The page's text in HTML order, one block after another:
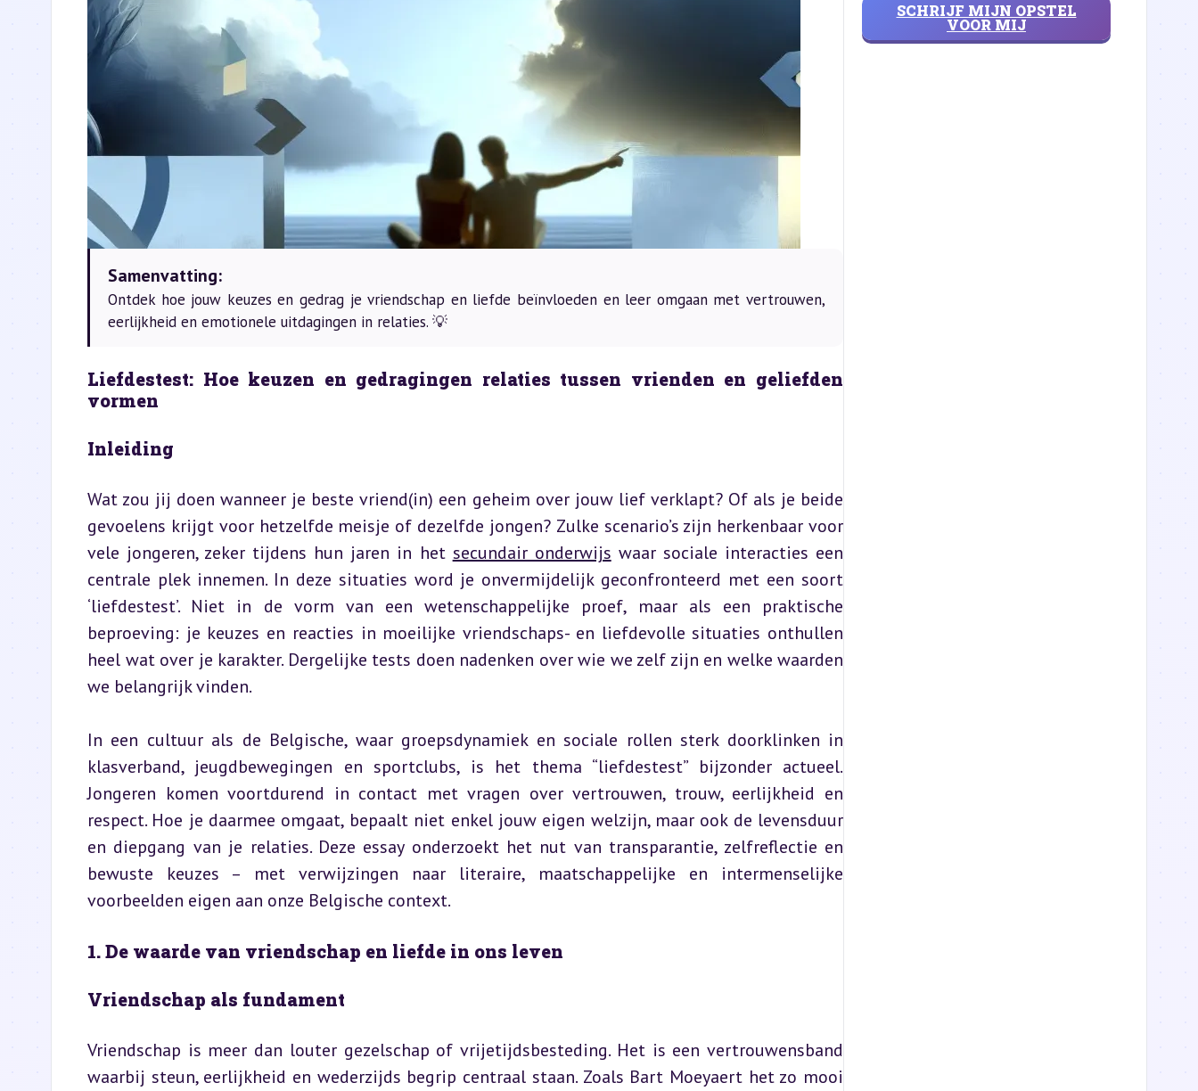
Samenvatting:
Ontdek hoe jouw keuzes en gedrag je vriendschap en liefde beïnvloeden en leer omgaan met vertrouwen,
eerlijkheid en emotionele uitdagingen in relaties. 💡
Liefdestest: Hoe keuzen en gedragingen relaties tussen vrienden en geliefden
vormen
Inleiding
Wat zou jij doen wanneer je beste vriend(in) een geheim over jouw lief verklapt? Of als je beide
gevoelens krijgt voor hetzelfde meisje of dezelfde jongen? Zulke scenario’s zijn herkenbaar voor
vele jongeren, zeker tijdens hun jaren in het secundair onderwijs waar sociale interacties een
centrale plek innemen. In deze situaties word je onvermijdelijk geconfronteerd met een soort
‘liefdestest’. Niet in de vorm van een wetenschappelijke proef, maar als een praktische
beproeving: je keuzes en reacties in moeilijke vriendschaps- en liefdevolle situaties onthullen
heel wat over je karakter. Dergelijke tests doen nadenken over wie we zelf zijn en welke waarden
we belangrijk vinden.
In een cultuur als de Belgische, waar groepsdynamiek en sociale rollen sterk doorklinken in
klasverband, jeugdbewegingen en sportclubs, is het thema “liefdestest” bijzonder actueel.
Jongeren komen voortdurend in contact met vragen over vertrouwen, trouw, eerlijkheid en
respect. Hoe je daarmee omgaat, bepaalt niet enkel jouw eigen welzijn, maar ook de levensduur
en diepgang van je relaties. Deze essay onderzoekt het nut van transparantie, zelfreflectie en
bewuste keuzes – met verwijzingen naar literaire, maatschappelijke en intermenselijke
voorbeelden eigen aan onze Belgische context.
1. De waarde van vriendschap en liefde in ons leven
Vriendschap als fundament
Vriendschap is meer dan louter gezelschap of vrijetijdsbesteding. Het is een vertrouwensband
waarbij steun, eerlijkheid en wederzijds begrip centraal staan. Zoals Bart Moeyaert het zo mooi
SCHRIJF MIJN OPSTEL
VOOR MIJ